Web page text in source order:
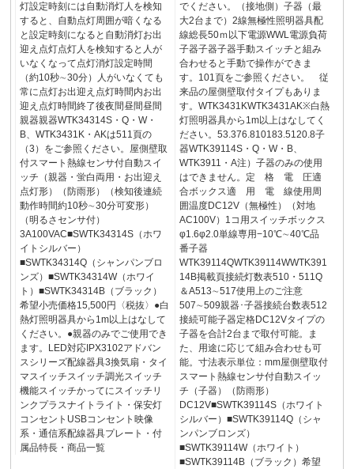
灯設定時刻には自動消灯人を検知
すると、自動点灯周囲が暗くなる
と設定時刻になると自動消灯お出
迎え点灯点灯人を検知すると人が
いなくなって点灯消灯設定時間
（約10秒∼30分）人がいなくても
常に点灯お出迎え点灯時間内お出
迎え点灯時間終了後夜間昼間昼間
親器親器WTK34314S・Q・W・
B、WTK3431K・AKは511頁の
（3）をご参照ください。屋側壁取
付スマート熱線センサ付自動スイ
ッチ（親器・蛍白両用・お出迎え
点灯形）（防雨形）（検知後連続
動作時間約10秒∼30分可変形）
（明るさセンサ付）
3A100VAC■SWTK34314S（ホワ
イトシルバー）
■SWTK34314Q（シャンパンブロ
ンズ）■SWTK34314W（ホワイ
ト）■SWTK34314B（ブラック）
希望小売価格15,500円〈税抜〉●白
熱灯照明器具から1m以上はなして
ください。●親器のみでご使用でき
ます。LED対応IPX3102アドバン
スシリーズ配線器具3換気扇・タイ
マスイッチスイッチ調光スイッチ
機能スイッチかってにスイッチリ
ンクプラスナイトライト・保安灯
コンセントUSBコンセント映像
系・通信系配線器具プレート・付
属品特長・商品一覧
でください。（接地側）子器（最
大2台まで）2線無極性照明器具配
線総長50ｍ以下電源WWL電源負荷
子器子器子器手動スイッチと組み
合わせると手動で操作ができま
す。101頁をご参照ください。 従
来品の屋側壁取付タイプもありま
す。WTK3431KWTK3431AK※白熱
灯照明器具から1m以上はなしてく
ださい。53.376.810183.5120.8子
器WTK39114S・Q・W・B、
WTK3911・A注）子器のみの使用
はできません。定 格 電 圧適
合ボックス適 用 電 線使用周
囲温度DC12V（無極性）（対地
AC100V）1コ用スイッチボックス
φ1.6φ2.0単線専用−10℃∼40℃品
番子器
WTK39114QWTK39114WWTK391
14B掲載頁接続灯数表510・511Q
＆A513∼517使用上のご注意
507∼509親器･子器接続台数表512
接続可能子器定格DC12Vタイプの
子器を合計2台まで取付可能。ま
た、用途に応じて組み合わせも可
能。寸法表示単位：mm屋側壁取付
スマート熱線センサ付自動スイッ
チ（子器）（防雨形）
DC12V■SWTK39114S（ホワイト
シルバー）■SWTK39114Q（シャ
ンパンブロンズ）
■SWTK39114W（ホワイト）
■SWTK39114B（ブラック）希望